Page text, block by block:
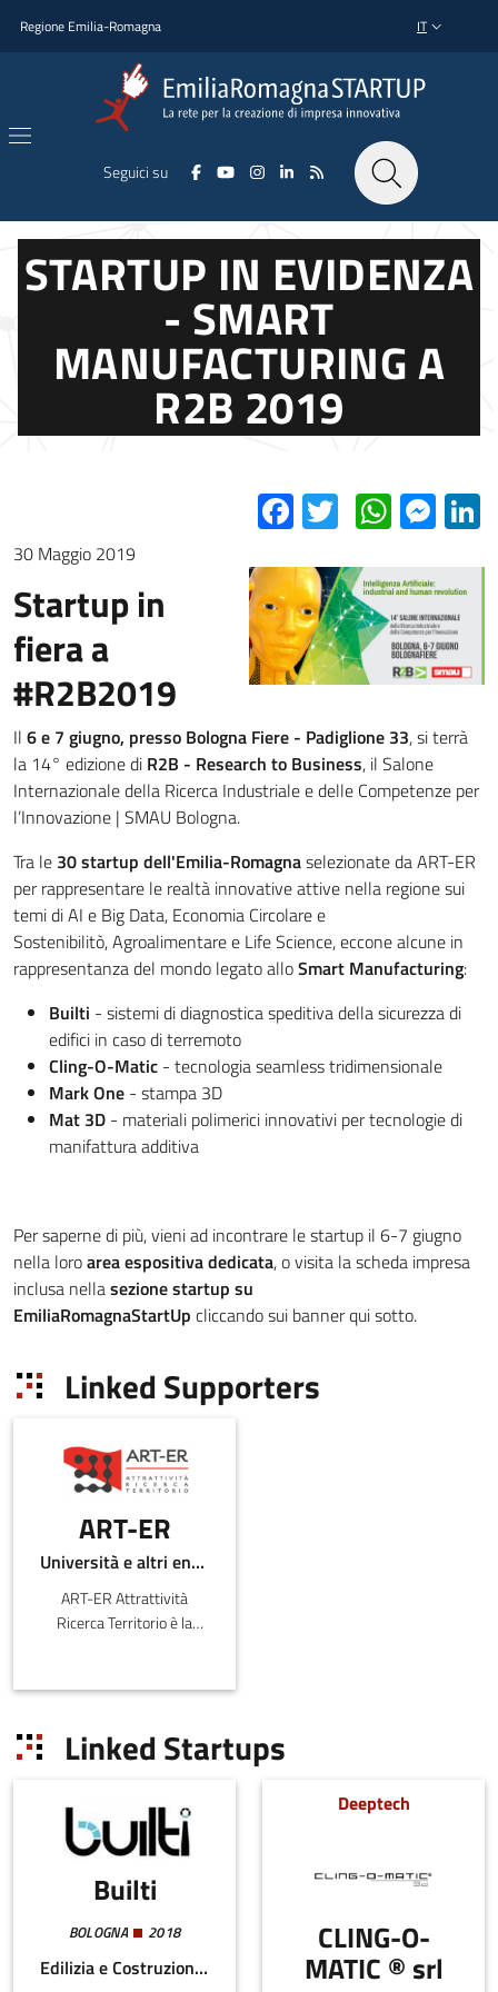
Regione Emilia-Romagna SELETTORE
IT
Seguici su
STARTUP IN EVIDENZA
- SMART
MANUFACTURING A
R2B 2019
Facebook
Twitter
30 Maggio 2019
Startup in
fiera a
#R2B2019
Il 6 e 7 giugno, presso Bologna Fiere - Padiglione 33, si terrà
la 14° edizione di R2B - Research to Business, il Salone
Internazionale della Ricerca Industriale e delle Competenze per
l’Innovazione | SMAU Bologna.
Tra le 30 startup dell'Emilia-Romagnaselezionate da ART-ER
per rappresentare le realtà innovative attive nella regione sui
temi di AI e Big Data, Economia Circolare e
Sostenibilitò, Agroalimentare e Life Science, eccone alcune in
rappresentanza del mondo legato alloSmart Manufacturing:
Builti - sistemi di diagnostica speditiva della sicurezza di
edifici in caso di terremoto
Cling-O-Matic - tecnologia seamless tridimensionale
Mark One - stampa 3D
Mat 3D - materiali polimerici innovativi per tecnologie di
manifattura additiva
Per saperne di più, vieni ad incontrare le startup il 6-7 giugno
nella loroarea espositiva dedicata, o visita la scheda impresa
inclusa nellasezione startup su
EmiliaRomagnaStartUp cliccando sui banner qui sotto.
Linked Supporters
ART-ER
Università e altri enti pubblici
ART-ER Attrattività
Ricerca Territorio è la
Romagna nata per
sostenibile della regione
Linked Startups
Builti
BOLOGNA 2018
Edilizia e Costruzioni, Infrastrutture critiche
Deeptech
CLING-O-
MATIC ® srl